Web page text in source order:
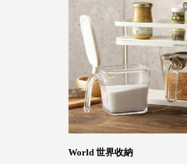
World 世界收納